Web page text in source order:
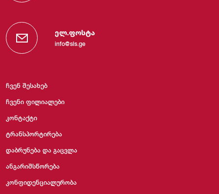
ელ.ფოსტა
info@sls.ge
ჩვენ შესახებ
ჩვენი ფილიალები
კონტაქტი
ტრანსპორტირება
დაბრუნება და გაცვლა
ანგარიშსწორება
კონფიდენციალურობა